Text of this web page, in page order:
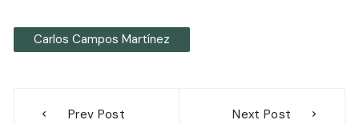
Carlos Campos Martínez
Prev Post Next Post